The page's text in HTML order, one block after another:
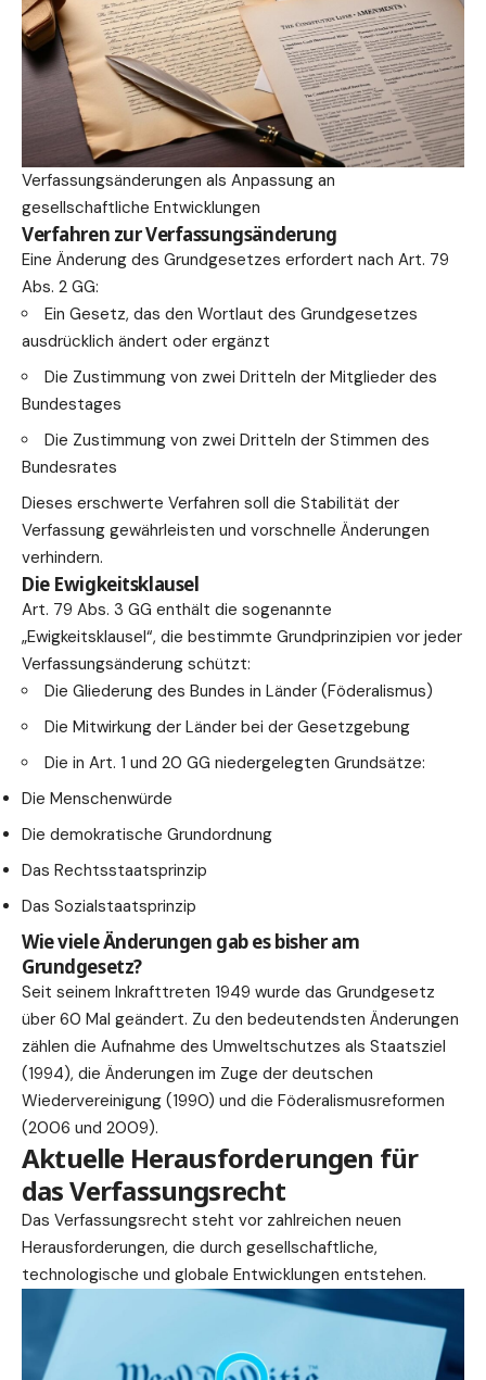
Verfassungsänderungen als Anpassung an
gesellschaftliche Entwicklungen
Verfahren zur Verfassungsänderung
Eine Änderung des Grundgesetzes erfordert nach Art. 79
Abs. 2 GG:
Ein Gesetz, das den Wortlaut des Grundgesetzes
ausdrücklich ändert oder ergänzt
Die Zustimmung von zwei Dritteln der Mitglieder des
Bundestages
Die Zustimmung von zwei Dritteln der Stimmen des
Bundesrates
Dieses erschwerte Verfahren soll die Stabilität der
Verfassung gewährleisten und vorschnelle Änderungen
verhindern.
Die Ewigkeitsklausel
Art. 79 Abs. 3 GG enthält die sogenannte
„Ewigkeitsklausel“, die bestimmte Grundprinzipien vor jeder
Verfassungsänderung schützt:
Die Gliederung des Bundes in Länder (Föderalismus)
Die Mitwirkung der Länder bei der Gesetzgebung
Die in Art. 1 und 20 GG niedergelegten Grundsätze:
Die Menschenwürde
Die demokratische Grundordnung
Das Rechtsstaatsprinzip
Das Sozialstaatsprinzip
Wie viele Änderungen gab es bisher am
Grundgesetz?
Seit seinem Inkrafttreten 1949 wurde das Grundgesetz
über 60 Mal geändert. Zu den bedeutendsten Änderungen
zählen die Aufnahme des Umweltschutzes als Staatsziel
(1994), die Änderungen im Zuge der deutschen
Wiedervereinigung (1990) und die Föderalismusreformen
(2006 und 2009).
Aktuelle Herausforderungen für
das Verfassungsrecht
Das Verfassungsrecht steht vor zahlreichen neuen
Herausforderungen, die durch gesellschaftliche,
technologische und globale Entwicklungen entstehen.